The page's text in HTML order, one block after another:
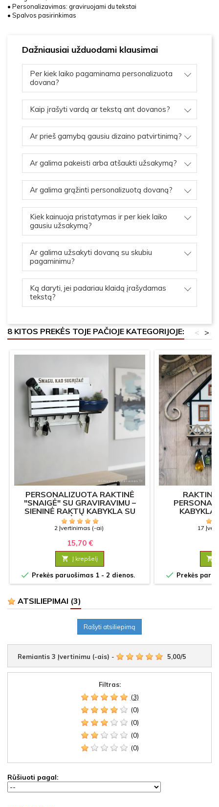
• Personalizavimas: graviruojami du tekstai
• Spalvos pasirinkimas
Dažniausiai užduodami klausimai
Per kiek laiko pagaminama personalizuota
dovana?
Kaip įrašyti vardą ar tekstą ant dovanos?
Ar prieš gamybą gausiu dizaino patvirtinimą?
Ar galima pakeisti arba atšaukti užsakymą?
Ar galima grąžinti personalizuotą dovaną?
Kiek kainuoja pristatymas ir per kiek laiko
gausiu užsakymą?
Ar galima užsakyti dovaną su skubiu
pagaminimu?
Ką daryti, jei padariau klaidą įrašydamas
tekstą?
8 KITOS PREKĖS TOJE PAČIOJE KATEGORIJOJE: >
<
PERSONALIZUOTA RAKTINĖ
"SNAIGĖ" SU GRAVIRAVIMU –
SIENINĖ RAKTŲ KABYKLA SU
LENTYNĖLE DOVANAI
2 Įvertinimas (-ai)
15,70 €
 Į krepšelį
 Prekės paruošimas 1 - 2 dienos.
KABYKLA
17

 Prekės
ATSILIEPIMAI (3)
Rašyti atsiliepimą
Remiantis 3 Įvertinimu (-ais) - 5,00/5
Filtras:
(3)
(0)
(0)
(0)
(0)
Rūšiuoti pagal: